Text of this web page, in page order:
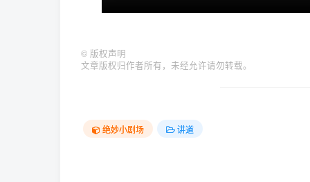
© 版权声明
文章版权归作者所有，未经允许请勿转载。
绝妙小剧场 讲道